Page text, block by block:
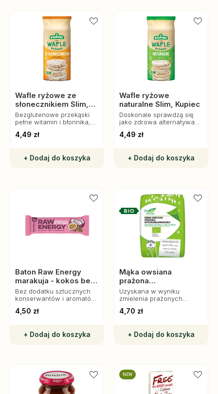
Wafle ryżowe ze
słonecznikiem Slim,
Kupiec
Bezglutenowe przekąski
pełne witamin i błonnika,
śniadanie, przekąskę lub
4,49 zł
+ Dodaj do koszyka
Wafle ryżowe
naturalne Slim, Kupiec
Doskonale sprawdzą się
jako zdrowa alternatywa
4,49 zł
+ Dodaj do koszyka
Baton Raw Energy
marakuja - kokos bez
glutenu, 50 g, Bombus
Bez dodatku sztucznych
konserwantów i aromatów,
na co dzień.
4,50 zł
+ Dodaj do koszyka
Mąka owsiana
prażona
wysokobłonnikowa
Bio, 300 g, Bio Planet
Uzyskana w wyniku
zmielenia prażonych
Charakteryzuje się wysoką
4,70 zł
+ Dodaj do koszyka
NEW